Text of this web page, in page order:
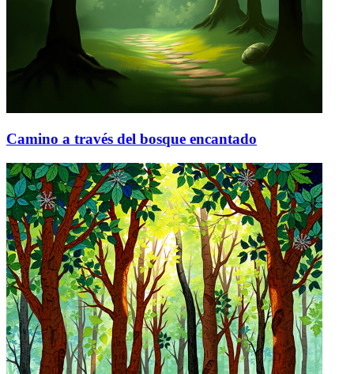
Camino a través del bosque encantado